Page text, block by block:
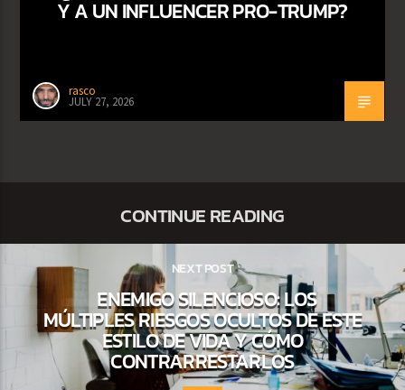
Y A UN INFLUENCER PRO-TRUMP?
rasco
JULY 27, 2026
CONTINUE READING
NEXT POST
ENEMIGO SILENCIOSO: LOS
MÚLTIPLES RIESGOS OCULTOS DE ESTE
ESTILO DE VIDA Y CÓMO
CONTRARRESTARLOS